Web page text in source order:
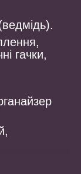
гачки,